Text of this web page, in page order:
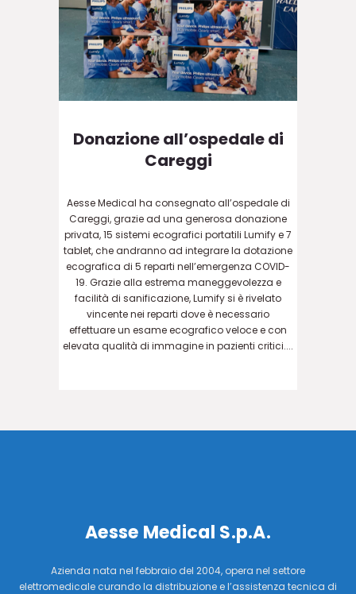
Donazione all’ospedale di
Careggi
Aesse Medical ha consegnato all’ospedale di
Careggi, grazie ad una generosa donazione
privata, 15 sistemi ecografici portatili Lumify e 7
tablet, che andranno ad integrare la dotazione
ecografica di 5 reparti nell’emergenza COVID-
19. Grazie alla estrema maneggevolezza e
facilità di sanificazione, Lumify si è rivelato
vincente nei reparti dove è necessario
effettuare un esame ecografico veloce e con
elevata qualità di immagine in pazienti critici....
Aesse Medical S.p.A.
Azienda nata nel febbraio del 2004, opera nel settore
elettromedicale curando la distribuzione e l’assistenza tecnica di